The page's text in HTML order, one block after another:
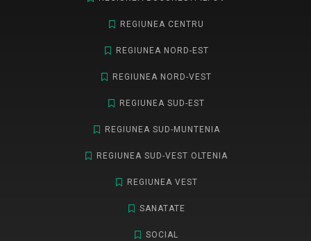
REGIUNEA CENTRU
REGIUNEA NORD-EST
REGIUNEA NORD-VEST
REGIUNEA SUD-EST
REGIUNEA SUD-MUNTENIA
REGIUNEA SUD-VEST OLTENIA
REGIUNEA VEST
SANATATE
SOCIAL